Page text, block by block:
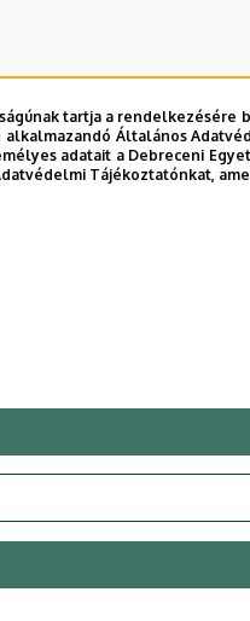
tartja a
alkalmazandó Általános
adatait a Debreceni
Tájékoztatónkat,